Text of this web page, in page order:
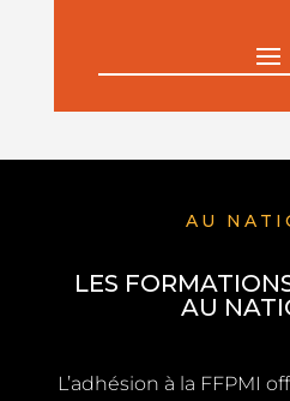
AU
LES
AU
L’adhésion à la FFPMI